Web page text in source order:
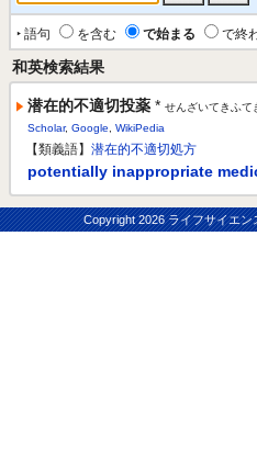
‣ 語句 を含む で始まる で終
和英検索結果
潜在的不適切投薬 * せんざいてきふて
Scholar, Google WikiPedia
【類義語】 潜在的不適切処方
potentially inappropriate
Copyright2026 ライフサイエン